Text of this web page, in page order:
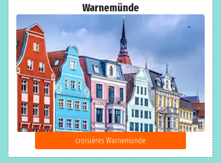
Warnemünde
croisières Warnemünde